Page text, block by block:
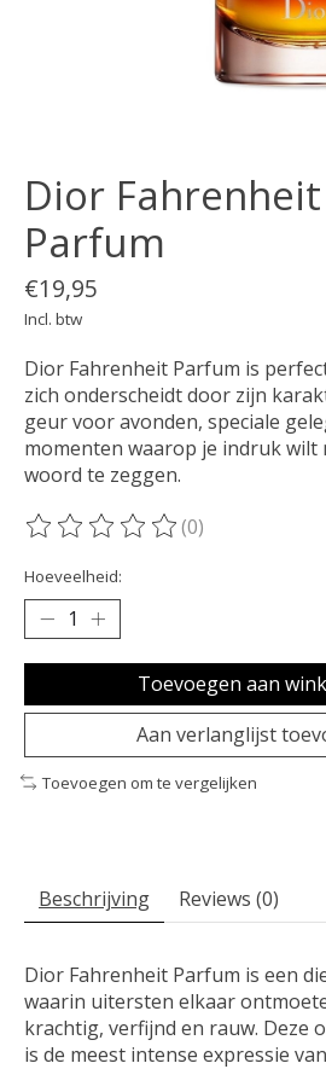
Dior
Parfum
€19,95
Incl. btw
Dior Fahrenheit Parfum is
zich onderscheidt door zijn
geur voor avonden, speciale
momenten waarop je indruk wilt
woord te zeggen.
De beoordeling van dit product is
(0)
Hoeveelheid:
Toevoegen aan
Aan verlanglijst
Toevoegen om te vergelijken
Beschrijving Reviews (0)
Dior Fahrenheit Parfum is een
waarin uitersten elkaar
krachtig, verfijnd en rauw. Deze
is de meest intense expressie